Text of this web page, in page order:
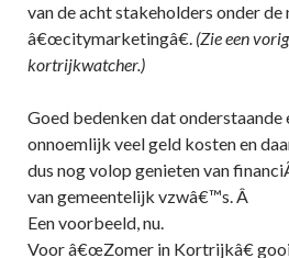
van de acht stakeholders onder de
â€œcitymarketingâ€. (Zie een
kortrijkwatcher.)
Goed bedenken dat onderstaande
onnoemlijk veel geld kosten en
dus nog volop genieten van
van gemeentelijk vzwâ€™s. Â
Een voorbeeld, nu.
Voor â€œZomer in Kortrijkâ€